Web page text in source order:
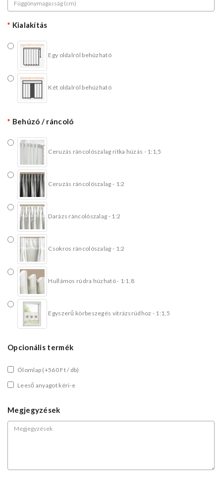
Kialakítás
Egy oldalról behúzható
Két oldalról behúzható
Behúzó / ráncoló
Ceruzás ráncolószalag ritka húzás - 1:1,5
Ceruzás ráncolószalag - 1:2
Darázs ráncolószalag - 1:2
Csokros ráncolószalag - 1:2
Hullámos rúdra húzható - 1:1,8
Egyszerű körbeszegés vitrázsrúdhoz - 1:1,5
Opcionális termék
Ólomlap (+560 Ft / db)
Leeső anyagot kéri-e
Megjegyzések